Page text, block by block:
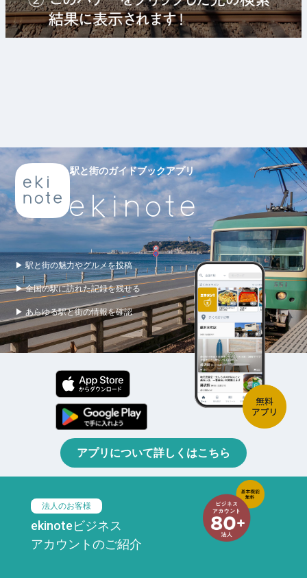
駅と街のガイドブックアプリ
▶ 駅と街の魅力やグルメを投稿
▶ 全国の駅に訪れた記録を残せる
▶ あらゆる駅と街の情報を確認
アプリについて詳しくはこちら
法人のお客様
ekinoteビジネス
アカウントのご紹介